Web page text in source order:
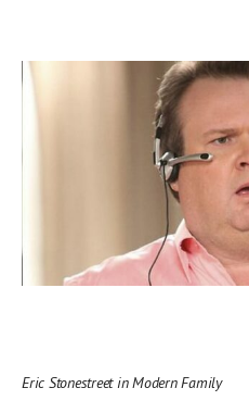
Eric Stonestreet in Modern Family